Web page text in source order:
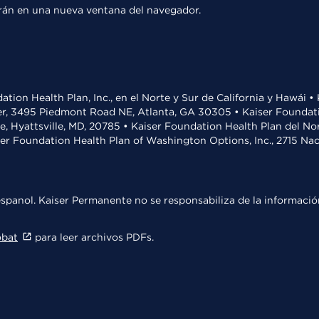
en una nueva ventana del navegador.
Health Plan, Inc., en el Norte y Sur de California y Hawái
3495 Piedmont Road NE, Atlanta, GA 30305 • Kaiser
Hyattsville, MD, 20785 • Kaiser Foundation Health Plan del
Foundation Health Plan of Washington Options, Inc., 2715
Kaiser Permanente no se responsabiliza de la
para leer archivos PDFs.